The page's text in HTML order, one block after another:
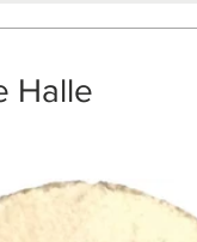
Halle